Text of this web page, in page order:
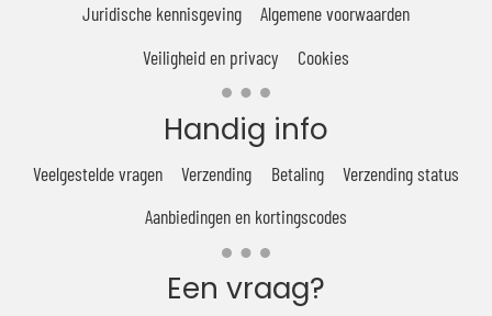
Juridische kennisgeving
Algemene voorwaarden
Veiligheid en privacy
Cookies
Handig info
Veelgestelde vragen Verzending Betaling
Verzending status
Aanbiedingen en kortingscodes
Een vraag?